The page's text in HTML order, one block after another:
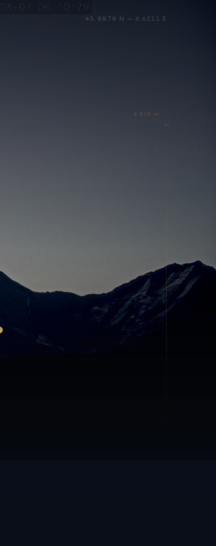
45.8878 N — 6.6211 E